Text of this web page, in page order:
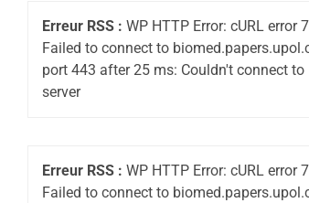
Erreur RSS : WP HTTP Error: cURL error
Failed to connect to
port 443 after 25 ms: Couldn't connect to
server
Erreur RSS : WP HTTP Error: cURL error
Failed to connect to